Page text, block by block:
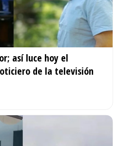
así luce hoy el
de la televisión